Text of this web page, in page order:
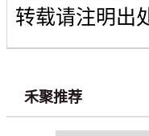
转载请注明出
禾聚推荐